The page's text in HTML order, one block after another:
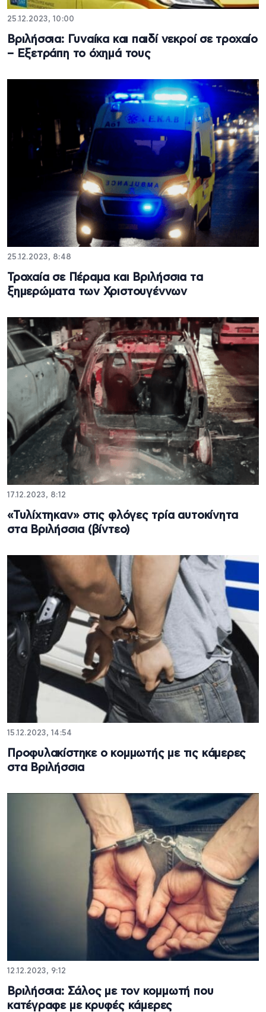
25.12.2023, 10:00
Βριλήσσια: Γυναίκα και παιδί νεκροί σε τροχαίο
– Εξετράπη το όχημά τους
25.12.2023, 8:48
Τροχαία σε Πέραμα και Βριλήσσια τα
ξημερώματα των Χριστουγέννων
17.12.2023, 8:12
«Τυλίχτηκαν» στις φλόγες τρία αυτοκίνητα
στα Βριλήσσια (βίντεο)
15.12.2023, 14:54
Προφυλακίστηκε ο κομμωτής με τις κάμερες
στα Βριλήσσια
12.12.2023, 9:12
Βριλήσσια: Σάλος με τον κομμωτή που
κατέγραφε με κρυφές κάμερες